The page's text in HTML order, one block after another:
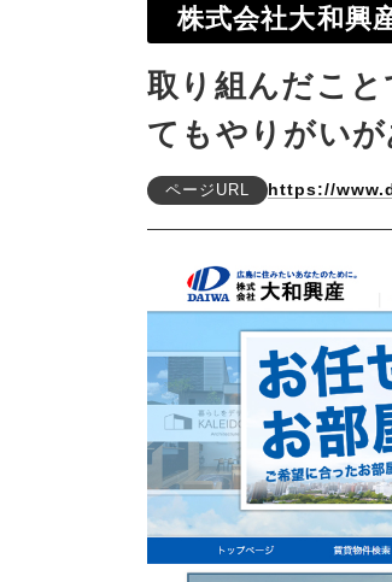
不動産動画制作事例
株式会社大和興
取り組んだこ
てもやりがいが
ページURL https://